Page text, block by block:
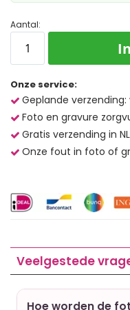
Aantal:
Onze service:
Geplande
Foto en gravure
Gratis verzending in
Onze fout in foto of
Veelgestede
Hoe worden de